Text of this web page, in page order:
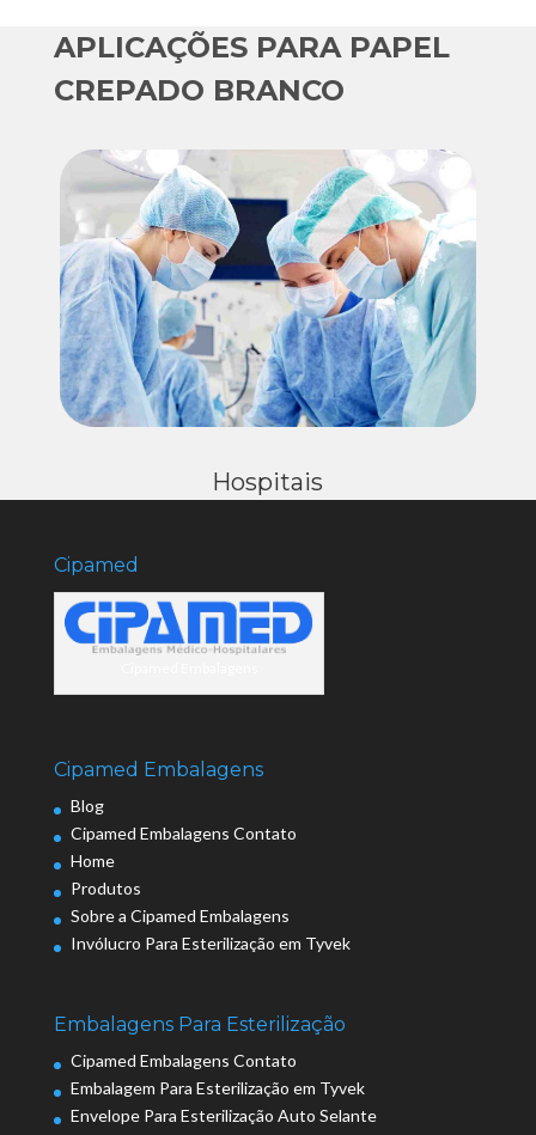
APLICAÇÕES PARA PAPEL
CREPADO BRANCO
Hospitais
Cipamed
Cipamed Embalagens
Blog
Cipamed Embalagens Contato
Home
Produtos
Sobre a Cipamed Embalagens
Invólucro Para Esterilização em Tyvek
Embalagens Para Esterilização
Cipamed Embalagens Contato
Embalagem Para Esterilização em Tyvek
Envelope Para Esterilização Auto Selante